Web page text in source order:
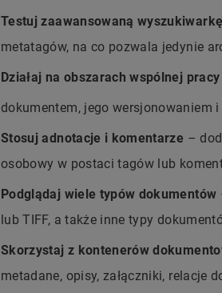
Testuj zaawansowaną wyszukiwarkę
metatagów, na co pozwala jedynie
Działaj na obszarach wspólnej
dokumentem, jego wersjonowaniem
Stosuj adnotacje i komentarze –
osobowy w postaci tagów lub
Podglądaj wiele typów dokumentów
lub TIFF, a także inne typy
Skorzystaj z kontenerów
metadane, opisy, załączniki, relacje